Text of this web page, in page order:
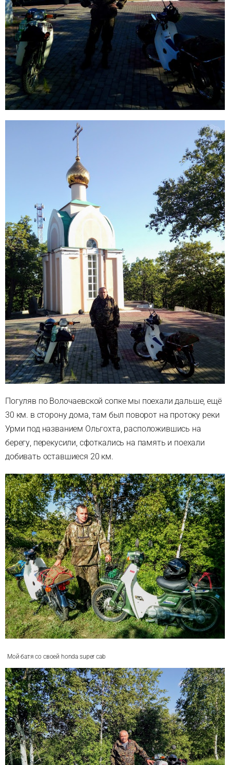
Погуляв по Волочаевской сопке мы поехали дальше, ещё
30 км. в сторону дома, там был поворот на протоку реки
Урми под названием Ольгохта, расположившись на
берегу, перекусили, сфоткались на память и поехали
добивать оставшиеся 20 км.
Мой батя со своей honda super cab